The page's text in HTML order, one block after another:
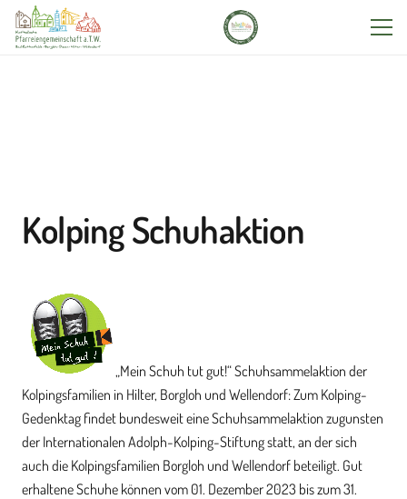
Kolping Schuhaktion
„Mein Schuh tut gut!“ Schuhsammelaktion der
Kolpingsfamilien in Hilter, Borgloh und Wellendorf:Zum Kolping-
Gedenktag findet bundesweit eine Schuhsammelaktion zugunsten
der Internationalen Adolph-Kolping-Stiftung statt, an der sich
auch die Kolpingsfamilien Borgloh und Wellendorf beteiligt. Gut
erhaltene Schuhe können vom 01. Dezember 2023 bis zum 31.